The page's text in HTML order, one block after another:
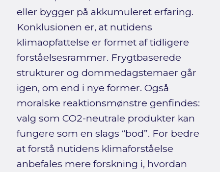
eller bygger på akkumuleret erfaring.
Konklusionen er, at nutidens
klimaopfattelse er formet af tidligere
forståelsesrammer. Frygtbaserede
strukturer og dommedagstemaer går
igen, om end i nye former. Også
moralske reaktionsmønstre genfindes:
valg som CO2-neutrale produkter kan
fungere som en slags “bod”. For bedre
at forstå nutidens klimaforståelse
anbefales mere forskning i, hvordan